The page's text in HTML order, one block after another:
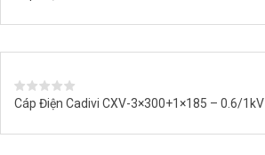
Cáp Điện Cadivi CXV-3×300+1×185 – 0.6/1kV